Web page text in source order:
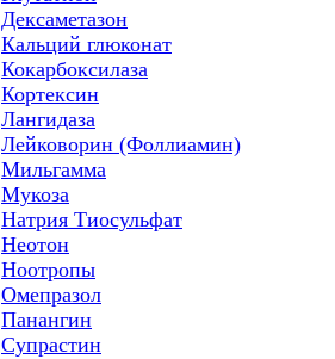
Дексаметазон
Кальций глюконат
Кокарбоксилаза
Кортексин
Лангидаза
Лейковорин (Фоллиамин)
Мильгамма
Мукоза
Натрия Тиосульфат
Неотон
Ноотропы
Омепразол
Панангин
Супрастин